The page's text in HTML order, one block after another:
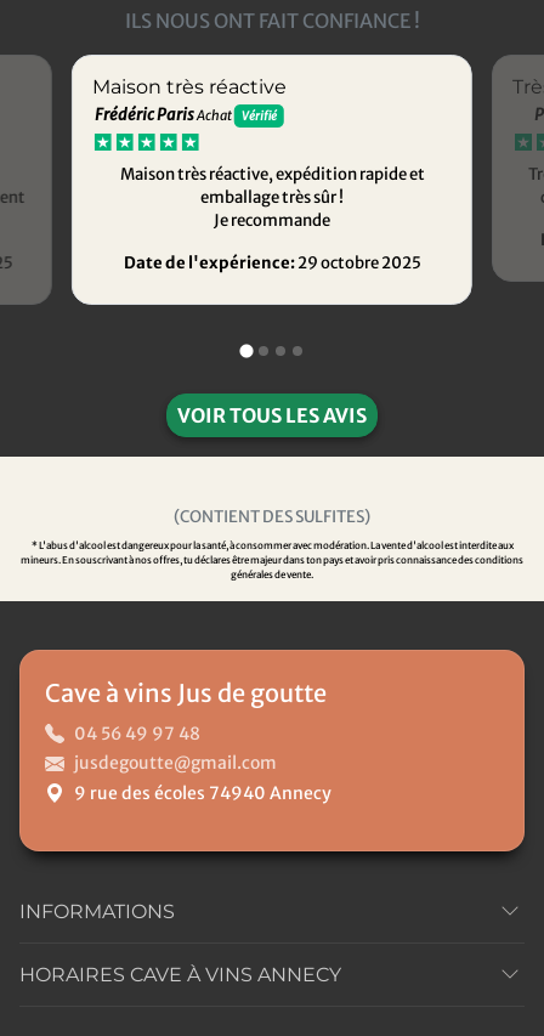
ILS NOUS ONT FAIT CONFIANCE !
Maison très réactive
Frédéric ParisAchat Vérifié
Maison très réactive, expédition rapide et
emballage très sûr !
Je recommande
Date de l'expérience:29 octobre 2025
VOIR TOUS LES AVIS
(CONTIENT DES SULFITES)
* L'abus d'alcool est dangereux pour la santé, à consommer avec modération. La vente d'alcool est interdite aux
mineurs. En souscrivant à nos offres, tu déclares être majeur dans ton pays et avoir pris connaissance des conditions
générales de vente.
Cave à vins Jus de goutte
04 56 49 97 48
jusdegoutte@gmail.com
9 rue des écoles 74940 Annecy
INFORMATIONS
HORAIRES CAVE À VINS ANNECY